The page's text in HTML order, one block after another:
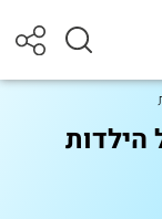
הילדות